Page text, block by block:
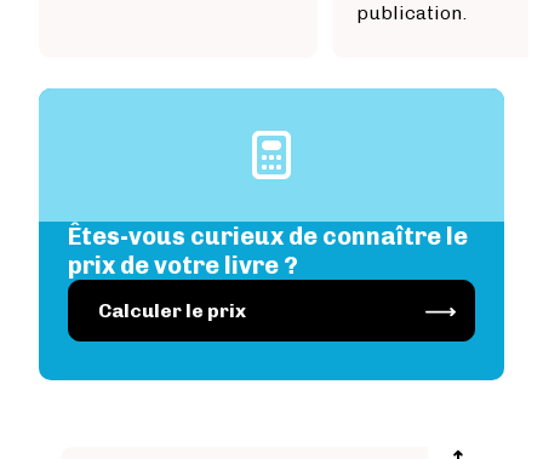
publication.
Image
Êtes-vous curieux de connaître le
prix de votre livre ?
Image
Calculer le prix